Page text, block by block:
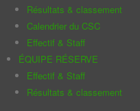
Résultats & classement
Calendrier du CSC
Effectif & Staff
ÉQUIPE RÉSERVE
Effectif & Staff
Résultats & classement